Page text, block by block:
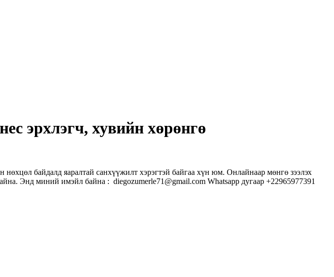
эрхлэгч, хувийн хөрөнгө
байдалд яаралтай санхүүжилт хэрэгтэй байгаа хүн юм. Онлайнаар мөнгө зээлэх
Энд миний имэйл байна : diegozumerle71@gmail.com Whatsapp дугаар +22965977391